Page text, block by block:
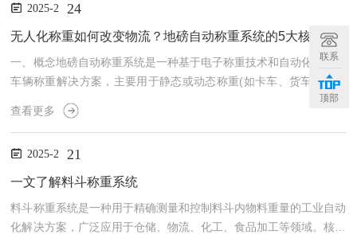
用金属弹性体受力变形时电阻值变化的原理(应变效应)，通过惠斯通
电桥电路输出电信号。​压电式传感器：通过压电材料(如石英晶体)在
2025-2 24
无人化称重如何改变物流？地磅自动称重系统的5大核心优势
一、概念地磅自动称重系统是一种基于电子称重技术和自动化控制的
车辆称重解决方案，主要用于静态或动态称重(如卡车、货车、集装
箱等)。其核心功能是通过无人值守的方式自动完成称重、数据记
录、车辆识别及费用结算(如物流计费、高速公路收费)，广泛应用于
人工干预，车辆停靠后自动触发称重流程，缩短等待时间(效率提升3
0%~50%)。支持多车连续称重(如排队车辆自动依次称重)。2.高精度
查看更多
2025-2 21
一文了解料斗称重系统
料斗称重系统是一种用于精确测量和控制料斗内物料重量的工业自动
化解决方案，广泛应用于仓储、物流、化工、食品加工等领域。核心
联系
顶部